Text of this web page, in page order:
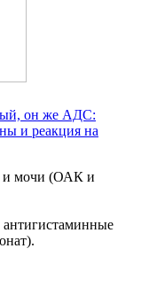
он же АДС:
и реакция на
и мочи (ОАК и
антигистаминные